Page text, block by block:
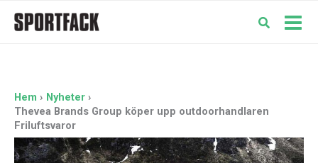
Hem
Nyheter
Thevea Brands Group köper upp outdoorhandlaren
Friluftsvaror